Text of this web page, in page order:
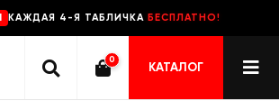
КАЖДАЯ 4-Я ТАБЛИЧКА БЕСПЛАТНО!
0
КАТАЛОГ